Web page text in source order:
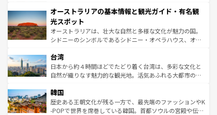
部のニューオーリンズでは、音楽と美食が融合した独特の
文化が魅力。旅行者はアメリカの各地域で異なる魅力を楽
しみながら、その多様性と豊かな歴史を感じることができ
るだろう。車でのロードトリップや列車の旅も、アメリカ
情報は
ワイ島は見逃せない。また、定番の観光地といえばオアフ
島だが、静かな自然を求めるならマウイ島やカウアイ島が
おすすめ。エメラルドグリーンに輝く海をはじめ、豊かな
文化や歴史が息づいている。「アロハスピリット」と呼ば
人々、おいしいローカルフードやハワイアンミュージッ
ク、伝統的なフラダンスなど、すべてがハワイの魅力を彩
っている。訪れるたびに新しい発見と感動が待っているハ
はコンテンツ一覧
オーストラリアの基本情報と観光ガイド・有名観
光スポット
オーストラリアは、壮大な自然と多様な文化が魅力の国。
シドニーのシンボルであるシドニー・オペラハウス、オー
リアリーフや大陸中央部にそびえるウルル（エアーズロッ
ク）、タスマニアの美しい原生林やケアンズの熱帯雨林な
ど、見どころがたくさん。また、カフェやワイン、オージ
いる。アクティビティも充実しており、サーフィンやダイ
ビング、ハイキングなど、アウトドア好きにはたまらな
い。オーストラリアの多彩な魅力を存分に味わいつくそ
台湾
日本から約４時間ほどでたどり着く台湾は、多彩な文化と
自然が織りなす魅力的な観光地。活気あふれる大都市の台
ン）、静ひつな山岳地帯である台湾東部など、都市の喧騒
と山間の静けさが共存しており、訪れる人に新しい発見と
驚きをもたらしてくれる。また、奥深い台湾の食文化も魅
韓国
歴史ある王朝文化が残る一方で、最先端のファッションやK
-POPで世界を席巻している韓国。首都ソウルの宮殿や伝統